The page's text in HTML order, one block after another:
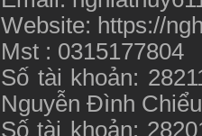
Website: https://
Mst : 0315177804
Số tài khoản:
Nguyễn Đình
Số tài khoản: